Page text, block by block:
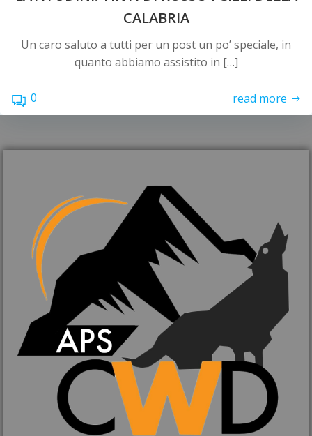
CALABRIA
Un caro saluto a tutti per un post un po’ speciale, in
quanto abbiamo assistito in […]
0 read more